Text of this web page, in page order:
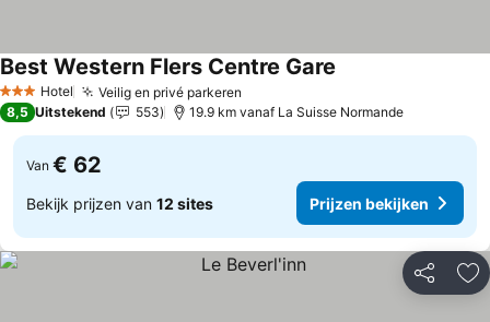
3 SterrenHotel Veilig en privé parkeren
Best Western Flers Centre Gare
8,5 Uitstekend 553 19.9 km vanaf La Suisse Normande
Van € 62
Bekijk prijzen van 12 sites Prijzen bekijken
Delen